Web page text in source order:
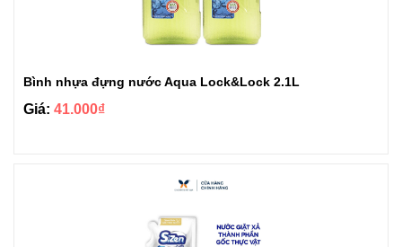
Bình nhựa đựng nước Aqua Lock&Lock 2.1L
Giá: 41.000₫